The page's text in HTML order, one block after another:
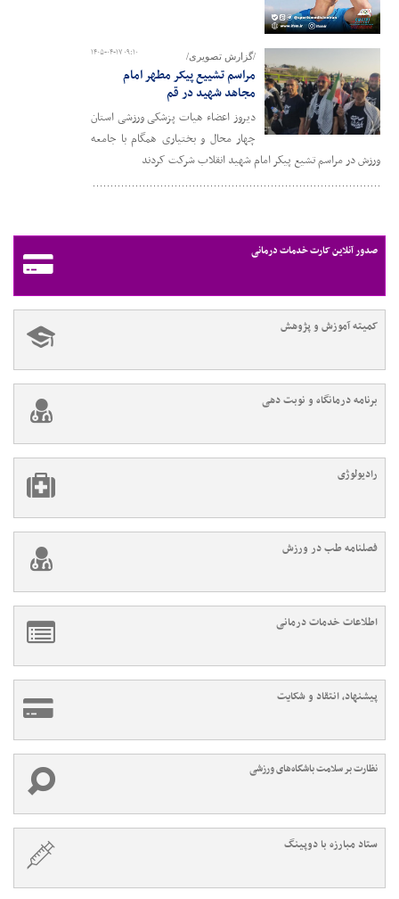
۱۴۰۵-۰۴-۱۷ ۰۹:۱۰ /گزارش تصویری/
مراسم تشییع پیکر مطهر امام
مجاهد شهید در قم
دیروز اعضاء هیات پزشکی ورزشی استان
چهار محال و بختیاری همگام با جامعه
ورزش در مراسم تشیع پیکر امام شهید انقلاب شرکت کردند
صدور آنلاین کارت خدمات درمانی
کمیته آموزش و پژوهش
برنامه درمانگاه و نوبت دهی
رادیولوژی
فصلنامه طب در ورزش
اطلاعات خدمات درمانی
پیشنهاد، انتقاد و شکایت
نظارت بر سلامت باشگاه‌های ورزشی
ستاد مبارزه با دوپینگ